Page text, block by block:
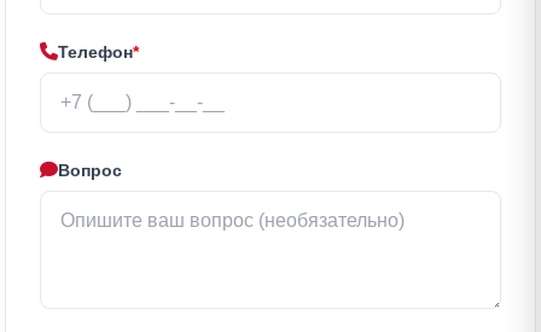
Телефон*
Вопрос